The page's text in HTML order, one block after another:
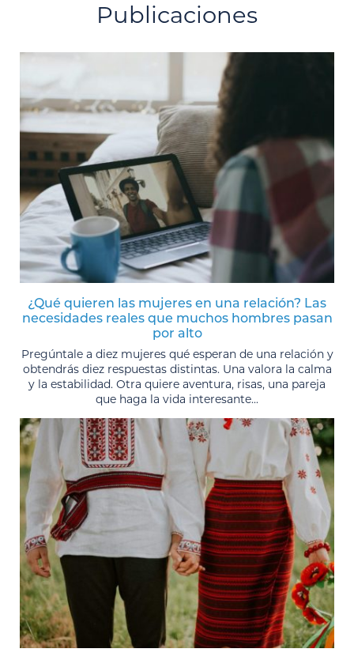
Publicaciones
¿Qué quieren las mujeres en una relación? Las
necesidades reales que muchos hombres pasan
por alto
Pregúntale a diez mujeres qué esperan de una relación y
obtendrás diez respuestas distintas. Una valora la calma
y la estabilidad. Otra quiere aventura, risas, una pareja
que haga la vida interesante...